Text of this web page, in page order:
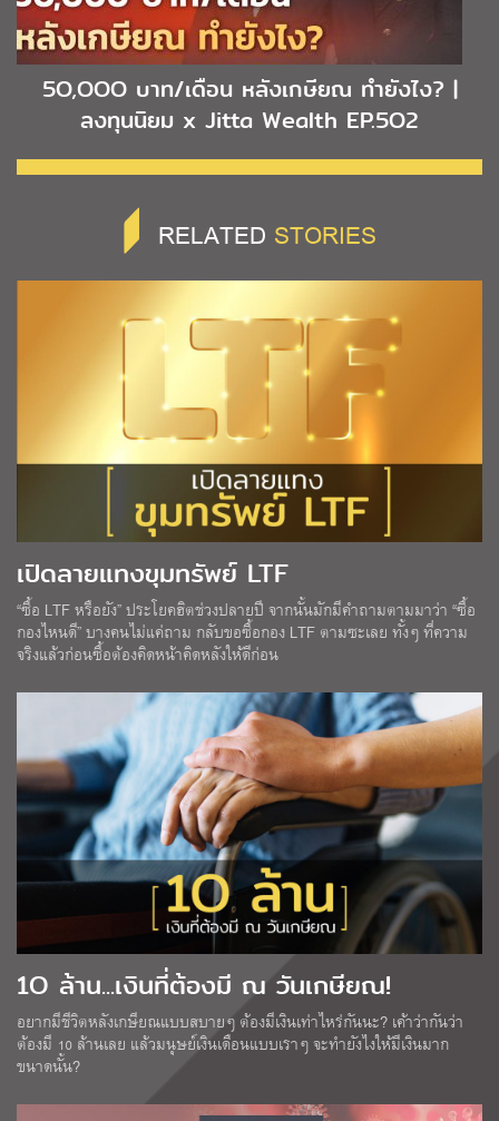
5O,OOO บาท/เดือน หลังเกษียณ ทำยังไง? |
ลงทุนนิยม x Jitta Wealth EP.5O2
RELATED STORIES
เปิดลายแทงขุมทรัพย์ LTF
“ซื้อ LTF หรือยัง” ประโยคฮิตช่วงปลายปี จากนั้นมักมีคำถามตามมาว่า “ซื้อ
กองไหนดี” บางคนไม่แค่ถาม กลับขอซื้อกอง LTF ตามซะเลย ทั้งๆ ที่ความ
จริงแล้วก่อนซื้อต้องคิดหน้าคิดหลังให้ดีก่อน
1O ล้าน...เงินที่ต้องมี ณ วันเกษียณ!
อยากมีชีวิตหลังเกษียณแบบสบายๆ ต้องมีเงินเท่าไหร่กันนะ? เค้าว่ากันว่า
ต้องมี 10 ล้านเลย แล้วมนุษย์เงินเดือนแบบเราๆ จะทำยังไงให้มีเงินมาก
ขนาดนั้น?